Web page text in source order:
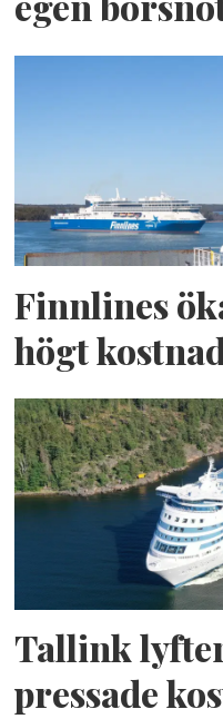
Finnlines
högt
Tallink
pressade